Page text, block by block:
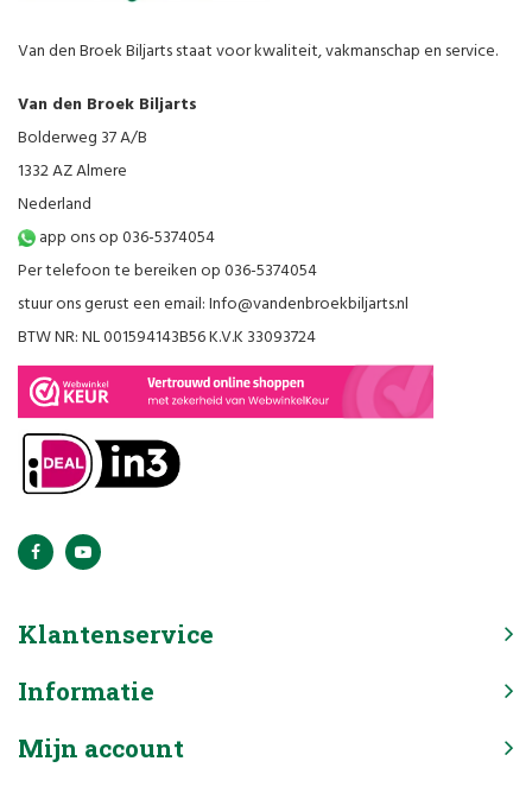
Van den Broek Biljarts staat voor kwaliteit, vakmanschap en service.
Van den Broek Biljarts
Bolderweg 37 A/B
1332 AZ Almere
Nederland
app ons op 036-5374054
Per telefoon te bereiken op 036-5374054
stuur ons gerust een email:Info@vandenbroekbiljarts.nl
BTW NR: NL 001594143B56 K.V.K 33093724
Klantenservice
Informatie
Mijn account